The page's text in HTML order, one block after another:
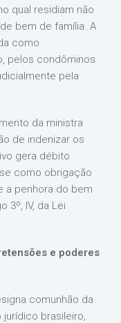
qual residiam não
bem de família. A
como
pelos condôminos
pela
da ministra
de indenizar os
gera débito
como obrigação
a penhora do bem
3º, IV, da Lei
e poderes
comunhão da
brasileiro,